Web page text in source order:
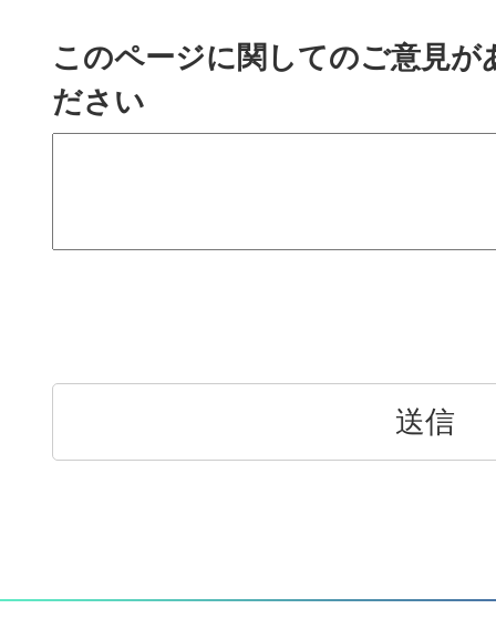
このページに関してのご意見
ださい